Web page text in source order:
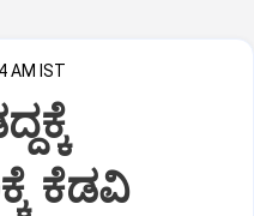
AM IST
ಕೆಡವಿ